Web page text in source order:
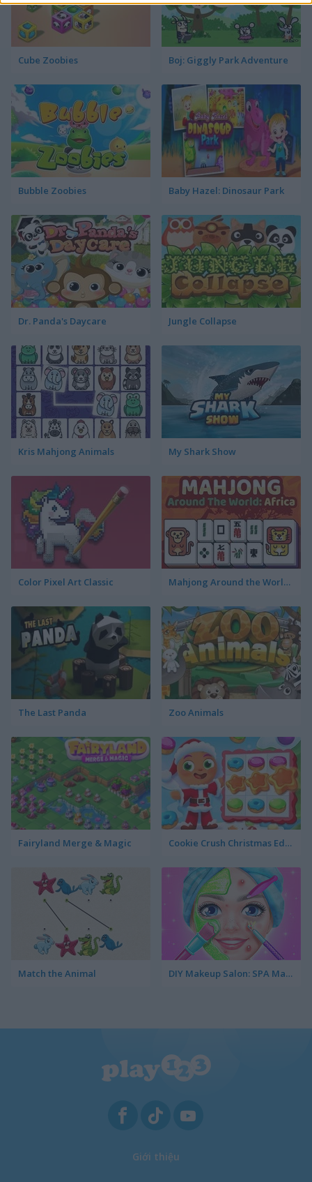
Cube Zoobies Boj: Giggly Park Adventure
Bubble Zoobies Baby Hazel: Dinosaur Park
Dr. Panda's Daycare Jungle Collapse
Kris Mahjong Animals My Shark Show
Color Pixel Art Classic Mahjong Around the World: Africa
The Last Panda Zoo Animals
Fairyland Merge & Magic Cookie Crush Christmas Edition 2
Match the Animal DIY Makeup Salon: SPA Makeover Studio
Giới thiệu